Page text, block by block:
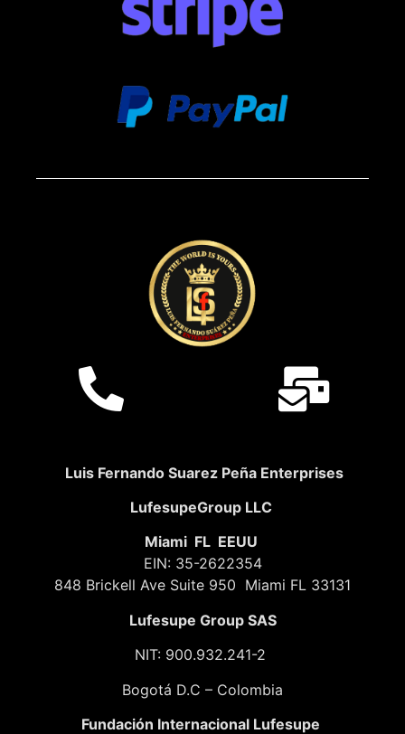
Luis Fernando Suarez Peña Enterprises
LufesupeGroup LLC
Miami FL EEUU
EIN: 35-2622354
848 Brickell Ave Suite 950 Miami FL 33131
Lufesupe Group SAS
NIT: 900.932.241-2
Bogotá D.C – Colombia
Fundación Internacional Lufesupe